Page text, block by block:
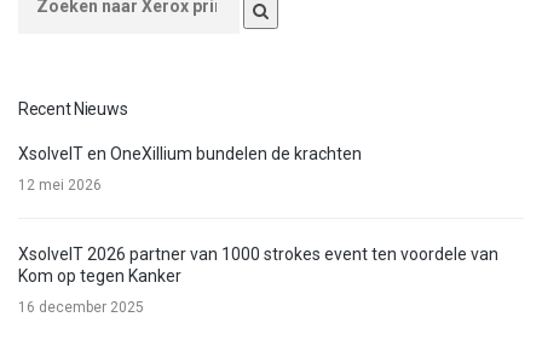
Recent Nieuws
XsolveIT en OneXillium bundelen de krachten
12 mei 2026
XsolveIT 2026 partner van 1000 strokes event ten voordele van
Kom op tegen Kanker
16 december 2025